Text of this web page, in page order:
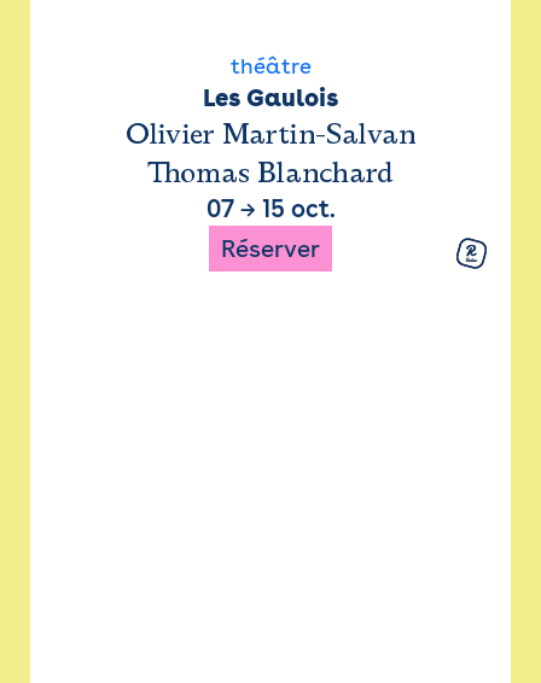
théâtre
Les Gaulois
Olivier Martin-Salvan
Thomas Blanchard
07→ 15 oct.
Réserver